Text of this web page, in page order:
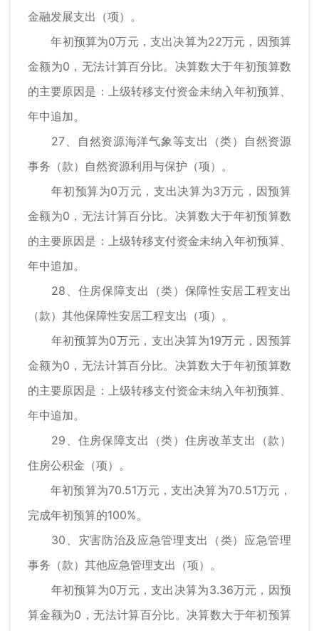
金融发展支出（项）。
年初预算为0万元，支出决算为22万元，因预算
金额为0，无法计算百分比。决算数大于年初预算数
的主要原因是：上级转移支付资金未纳入年初预算、
年中追加。
27、自然资源海洋气象等支出（类）自然资源
事务（款）自然资源利用与保护（项）。
年初预算为0万元，支出决算为3万元，因预算
金额为0，无法计算百分比。决算数大于年初预算数
的主要原因是：上级转移支付资金未纳入年初预算、
年中追加。
28、住房保障支出（类）保障性安居工程支出
（款）其他保障性安居工程支出（项）。
年初预算为0万元，支出决算为19万元，因预算
金额为0，无法计算百分比。决算数大于年初预算数
的主要原因是：上级转移支付资金未纳入年初预算、
年中追加。
29、住房保障支出（类）住房改革支出（款）
住房公积金（项）。
年初预算为70.51万元，支出决算为70.51万元，
完成年初预算的100%。
30、灾害防治及应急管理支出（类）应急管理
事务（款）其他应急管理支出（项）。
年初预算为0万元，支出决算为3.36万元，因预
算金额为0，无法计算百分比。决算数大于年初预算